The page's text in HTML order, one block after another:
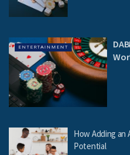
ENTERTAINMENT
How Adding an
Potential